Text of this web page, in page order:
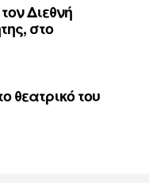
Διεθνή
στο
θεατρικό του